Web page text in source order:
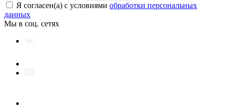
Я согласен(а) с условиями обработки персональных
данных
Мы в соц. сетях